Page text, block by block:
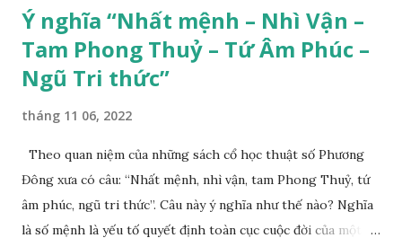
Ý nghĩa “Nhất mệnh – Nhì Vận –
Tam Phong Thuỷ – Tứ Âm Phúc –
Ngũ Tri thức”
tháng 11 06, 2022
Theo quan niệm của những sách cổ học thuật số Phương
Đông xưa có câu: “Nhất mệnh, nhì vận, tam Phong Thuỷ, tứ
âm phúc, ngũ tri thức”. Câu này ý nghĩa như thế nào? Nghĩa
là số mệnh là yếu tố quyết định toàn cục cuộc đời của một